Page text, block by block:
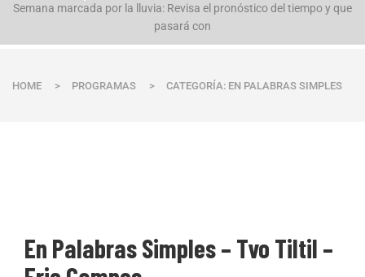
Semana marcada por la lluvia: Revisa el pronóstico del tiempo y que
pasará con
HOME > PROGRAMAS > CATEGORÍA: EN PALABRAS SIMPLES
En Palabras Simples – Tvo Tiltil –